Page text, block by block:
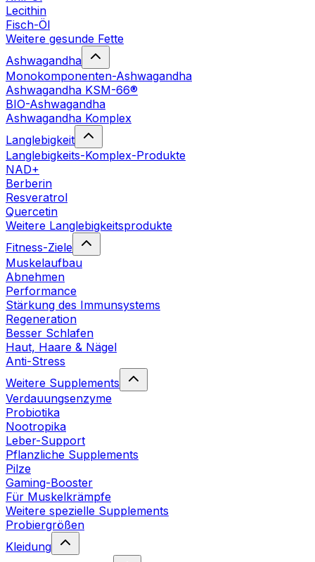
Lecithin
Fisch-Öl
Weitere gesunde Fette
Ashwagandha
Monokomponenten-Ashwagandha
Ashwagandha KSM-66®
BIO-Ashwagandha
Ashwagandha Komplex
Langlebigkeit
Langlebigkeits-Komplex-Produkte
NAD+
Berberin
Resveratrol
Quercetin
Weitere Langlebigkeitsprodukte
Fitness-Ziele
Muskelaufbau
Abnehmen
Performance
Stärkung des Immunsystems
Regeneration
Besser Schlafen
Haut, Haare & Nägel
Anti-Stress
Weitere Supplements
Verdauungsenzyme
Probiotika
Nootropika
Leber-Support
Pflanzliche Supplements
Pilze
Gaming-Booster
Für Muskelkrämpfe
Weitere spezielle Supplements
Probiergrößen
Kleidung